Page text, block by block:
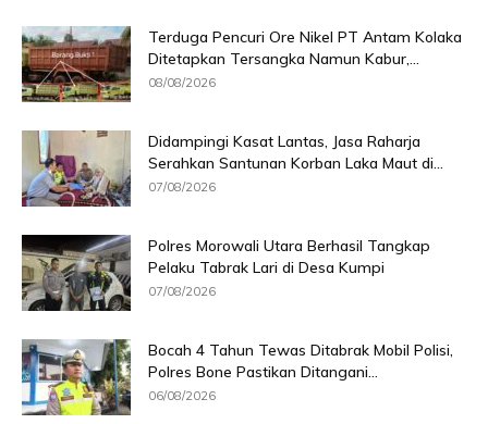
Terduga Pencuri Ore Nikel PT Antam Kolaka
Ditetapkan Tersangka Namun Kabur,...
08/08/2026
Didampingi Kasat Lantas, Jasa Raharja
Serahkan Santunan Korban Laka Maut di...
07/08/2026
Polres Morowali Utara Berhasil Tangkap
Pelaku Tabrak Lari di Desa Kumpi
07/08/2026
Bocah 4 Tahun Tewas Ditabrak Mobil Polisi,
Polres Bone Pastikan Ditangani...
06/08/2026